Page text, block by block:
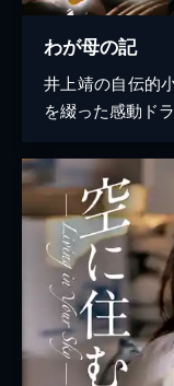
わが母の記
井上靖の自伝的
を綴った感動ド